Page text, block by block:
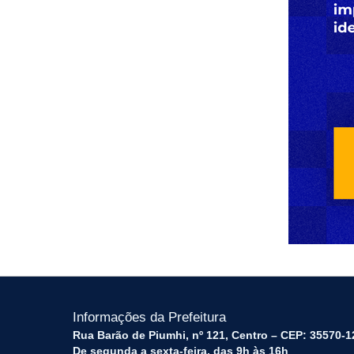
Informações da Prefeitura
Rua Barão de Piumhi, nº 121, Centro – CEP: 35570-
De segunda a sexta-feira, das 9h às 16h